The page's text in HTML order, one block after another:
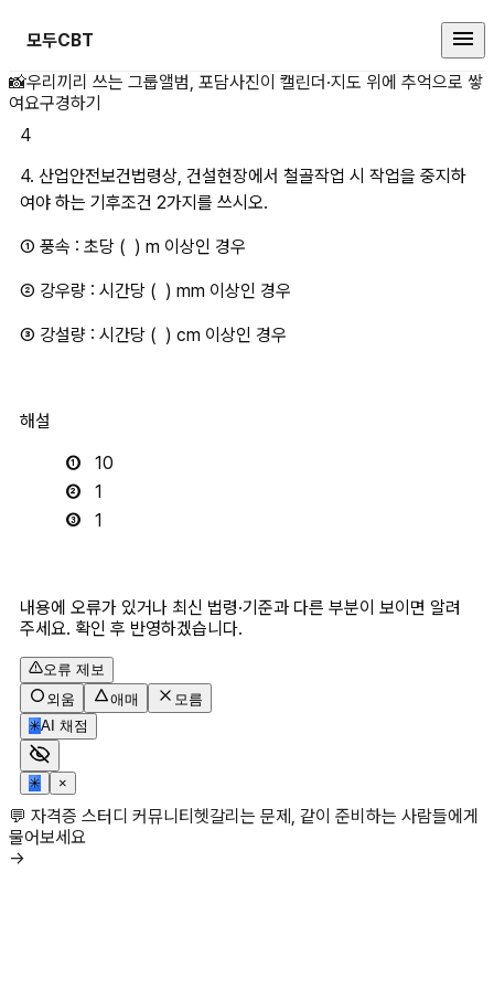
모두CBT
4. 산업안전보건법령상, 건설현장
📸우리끼리 쓰는 그룹앨범, 포담사진이 캘린더·지도 위에 추억으로 쌓
여요구경하기
4
4. 산업안전보건법령상, 건설현장에서 철골작업 시 작업을 중지하
여야 하는 기후조건 2가지를 쓰시오.
​① 풍속 : 초당 (  ) m 이상인 경우
② 강우량 : 시간당 (  ) mm 이상인 경우
③ 강설량 : 시간당 (  ) cm 이상인 경우
해설
10
1
1
내용에 오류가 있거나 최신 법령·기준과 다른 부분이 보이면 알려
주세요. 확인 후 반영하겠습니다.
오류 제보
외움
애매
모름
✳AI 채점
✳ ×
💬 자격증 스터디 커뮤니티헷갈리는 문제, 같이 준비하는 사람들에게
물어보세요
→